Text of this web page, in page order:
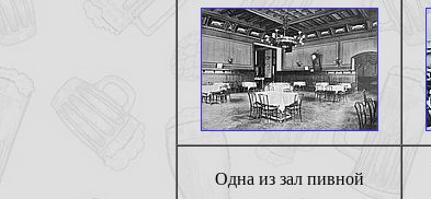
Одна из зал пивной